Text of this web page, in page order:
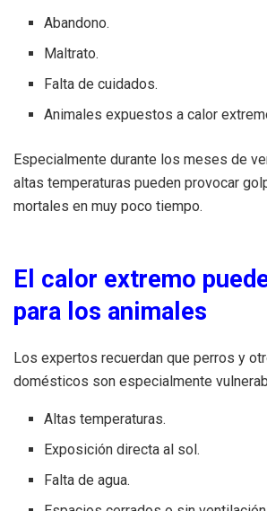
Abandono.
Maltrato.
Falta de cuidados.
Animales expuestos a calor
Especialmente durante los meses de
altas temperaturas pueden provocar
mortales en muy poco tiempo.
El calor extremo
para los animales
Los expertos recuerdan que perros y
domésticos son especialmente
Altas temperaturas.
Exposición directa al sol.
Falta de agua.